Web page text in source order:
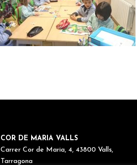
COR DE MARIA VALLS
Carrer Cor de Maria, 4, 43800 Valls,
Tarragona